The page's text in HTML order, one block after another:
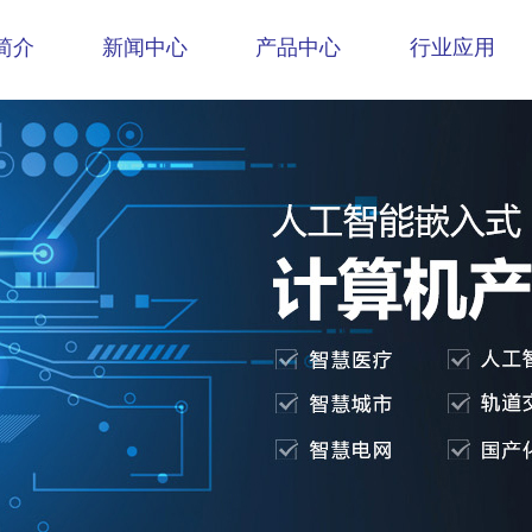
介 新闻中心 产品中心 行业应用